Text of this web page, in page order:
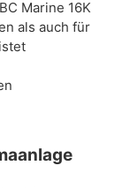
Marine 16K
als auch für